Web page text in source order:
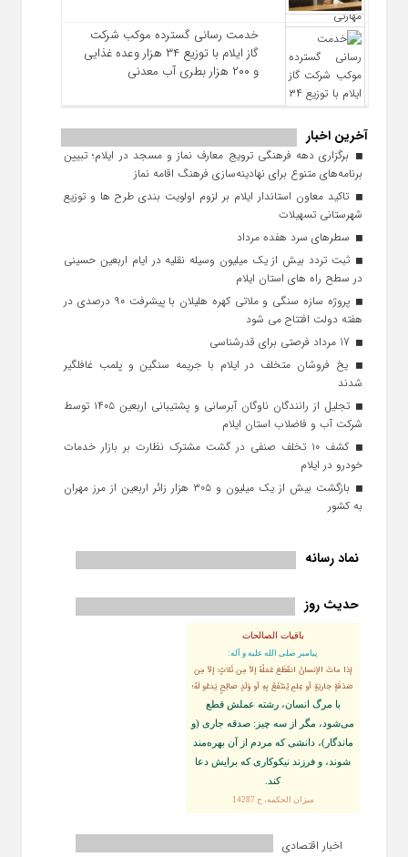
خدمت رسانی گسترده موکب شرکت
گاز ایلام با توزیع ۳۴ هزار وعده غذایی
و ۲۰۰ هزار بطری آب معدنی
آخرین اخبار
برگزاری دهه فرهنگی ترویج معارف نماز و مسجد در ایلام؛ تبیین
برنامه‌های متنوع برای نهادینه‌سازی فرهنگ اقامه نماز
تاکید معاون استاندار ایلام بر لزوم اولویت‌ بندی طرح‌ ها و توزیع
شهرستانی تسهیلات
سطرهای سرد هفده مرداد
ثبت تردد بیش از یک میلیون وسیله نقلیه در ایام اربعین حسینی
در سطح راه‌ های استان ایلام
پروژه سازه سنگی و ملاتی کهره هلیلان با پیشرفت ۹۰ درصدی در
هفته دولت افتتاح می شود
یخ‌ فروشان متخلف در ایلام با جریمه سنگین و پلمب غافلگیر
شدند
تجلیل از رانندگان ناوگان آبرسانی و پشتیبانی اربعین ۱۴۰۵ توسط
شرکت آب و فاضلاب استان ایلام
کشف ۱۰ تخلف صنفی در گشت مشترک نظارت بر بازار خدمات
خودرو در ایلام
بازگشت بیش از یک میلیون و ۳۰۵ هزار زائر اربعین از مرز مهران
به کشور
نماد رسانه
حدیث روز
باقیات الصالحات
پيامبر صلى‏ الله‏ عليه ‏و‏ آله:
إذا ماتَ الإنسانُ انقَطَعَ عَمَلُهُ إلاّ مِن ثَلاثٍ: إلاّ مِن
صَدَقَةٍ جاريَةٍ أو عِلمٍ يُنتَفَعُ بِهِ أو وَلَدٍ صالِحٍ يَدعُو لَهُ؛
با مرگ انسان، رشته عملش قطع
مى‌شود، مگر از سه چيز: صدقه جارى (و
ماندگار)، دانشى كه مردم از آن بهره‏‌مند
شوند، و فرزند نيكوكارى كه برايش دعا
كند.
ميزان الحكمه، ح 14287
اخبار اقتصادی